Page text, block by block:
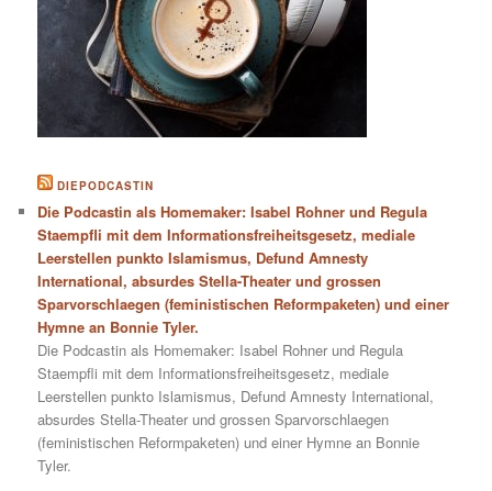
DIEPODCASTIN
Die Podcastin als Homemaker: Isabel Rohner und Regula
Staempfli mit dem Informationsfreiheitsgesetz, mediale
Leerstellen punkto Islamismus, Defund Amnesty
International, absurdes Stella-Theater und grossen
Sparvorschlaegen (feministischen Reformpaketen) und einer
Hymne an Bonnie Tyler.
Die Podcastin als Homemaker: Isabel Rohner und Regula
Staempfli mit dem Informationsfreiheitsgesetz, mediale
Leerstellen punkto Islamismus, Defund Amnesty International,
absurdes Stella-Theater und grossen Sparvorschlaegen
(feministischen Reformpaketen) und einer Hymne an Bonnie
Tyler.